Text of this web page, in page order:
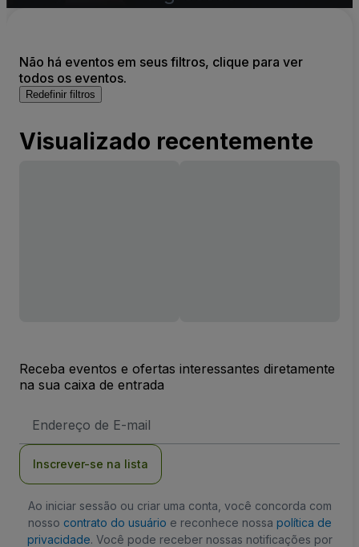
Não há eventos em seus filtros, clique para ver
todos os eventos.
Redefinir filtros
Visualizado recentemente
Receba eventos e ofertas interessantes diretamente
na sua caixa de entrada
de
Inscrever-se na lista
Ao iniciar sessão ou criar uma conta, você concorda com
nosso contrato do usuário e reconhece nossa política de
privacidade. Você pode receber nossas notificações por